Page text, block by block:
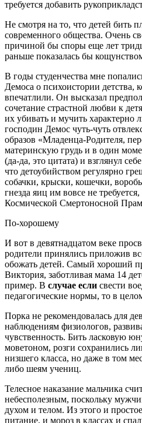
требуется добавить
Не смотря на то, что детей бить
современного общества. Очень
причиной бы споры еще лет
раньше показалась бы
В годы студенчества мне
Демоса о психоистории детства,
впечатлили. Он высказал
сочетание страстной любви к
их убивать и мучить
господин Демос чуть-чуть
образов «Младенца-Родителя,
материнскую грудь и в один
(да-да, это цитата) и взглянул
что детоубийством регулярно
собачки, крыски, кошечки,
гнезда яиц им вовсе не
Космической Смертоносной
По-хорошему
И вот в девятнадцатом веке
родители принялись приложив
обожать детей. Самый хороший
Виктория, заботливая мама 14
пример. В случае если свести
педагогические нормы, то в
Порка не рекомендовалась для
наблюдениям физиологов,
чувственность. Бить ласковую
моветоном, розги сохранились
низшего класса, но даже в том
либо шеям учениц.
Телесное наказание мальчика
небесполезным, поскольку
духом и телом. Из этого и
питание, и мороз в классах и